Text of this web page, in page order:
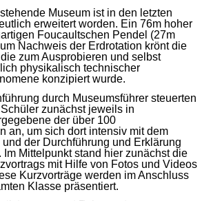
Museum ist in den letzten
erweitert worden. Ein 76m hoher
Foucaultschen Pendel (27m
Nachweis der Erdrotation krönt die
zum Ausprobieren und selbst
physikalisch technischer
konzipiert wurde.
durch Museumsführer steuerten
zunächst jeweils in
der über 100
an, um sich dort intensiv mit dem
der Durchführung und Erklärung
Mittelpunkt stand hier zunächst die
mit Hilfe von Fotos und Videos
Kurzvorträge werden im Anschluss
Klasse präsentiert.